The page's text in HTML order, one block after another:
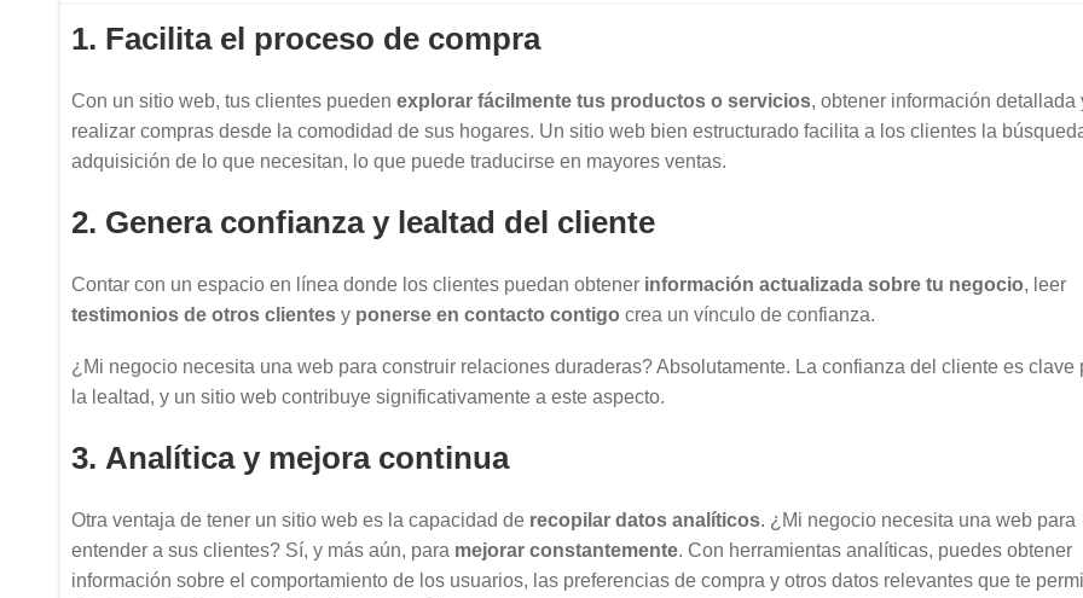
1. Facilita el proceso de compra
Con un sitio web, tus clientes pueden explorar fácilmente tus productos o servicios, obtener información detallada
realizar compras desde la comodidad de sus hogares. Un sitio web bien estructurado facilita a los clientes la
adquisición de lo que necesitan, lo que puede traducirse en mayores ventas.
2. Genera confianza y lealtad del cliente
Contar con un espacio en línea donde los clientes puedan obtener información actualizada sobre tu negocio, leer
testimonios de otros clientesy ponerse en contacto contigo crea un vínculo de confianza.
¿Mi negocio necesita una web para construir relaciones duraderas? Absolutamente. La confianza del cliente es clave
la lealtad, y un sitio web contribuye significativamente a este aspecto.
3. Analítica y mejora continua
Otra ventaja de tener un sitio web es la capacidad de recopilar datos analíticos. ¿Mi negocio necesita una web para
entender a sus clientes? Sí, y más aún, para mejorar constantemente. Con herramientas analíticas, puedes obtener
información sobre el comportamiento de los usuarios, las preferencias de compra y otros datos relevantes que te